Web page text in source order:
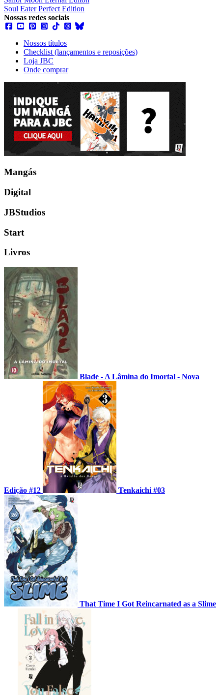
Soul Eater Perfect Edition
Nossas redes sociais
Nossos títulos
Checklist (lançamentos e reposições)
Loja JBC
Onde comprar
Mangás
Digital
JBStudios
Start
Livros
Blade - A Lâmina do Imortal - Nova
Edição #12 Tenkaichi #03
That Time I Got Reincarnated as a Slime